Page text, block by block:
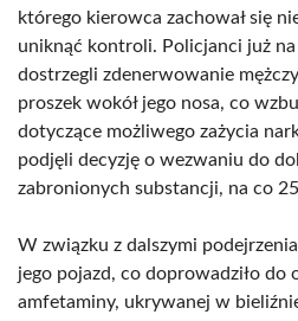
którego kierowca zachował się
uniknąć kontroli. Policjanci już
dostrzegli zdenerwowanie
proszek wokół jego nosa, co
dotyczące możliwego zażycia
podjęli decyzję o wezwaniu do
zabronionych substancji, na co
W związku z dalszymi
jego pojazd, co doprowadziło do
amfetaminy, ukrywanej w